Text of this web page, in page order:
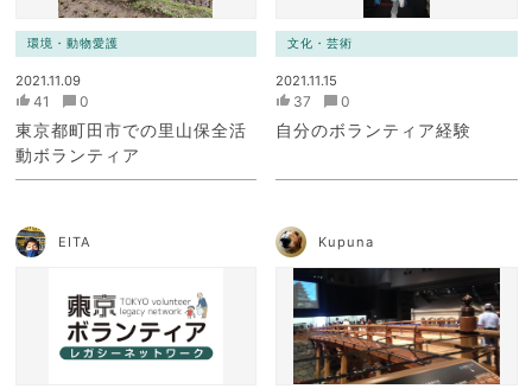
環境・動物愛護
2021.11.09
41 0
東京都町田市での里山保全活
動ボランティア
文化・芸術
2021.11.15
37 0
自分のボランティア経験
EITA Kupuna